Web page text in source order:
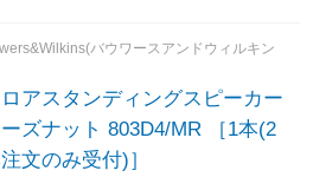
バウワースアンドウィルキン
アスタンディングスピーカー
ーズナット 803D4/MR ［1本(2
文のみ受付)］